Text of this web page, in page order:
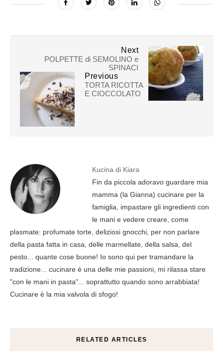
Next
POLPETTE di SEMOLINO e
SPINACI
Previous
TORTA RICOTTA
E CIOCCOLATO
Kucina di Kiara
Fin da piccola adoravo guardare mia
mamma (la Gianna) cucinare per la
famiglia, impastare gli ingredienti con
le mani e vedere creare, come
plasmate: profumate torte, deliziosi gnocchi, per non parlare
della pasta fatta in casa, delle marmellate, della salsa, del
pesto... quante cose buone! Io sono qui per tramandare la
tradizione... cucinare è una delle mie passioni, mi rilassa stare
"con le mani in pasta"... soprattutto quando sono arrabbiata!
Cucinare è la mia valvola di sfogo!
RELATED ARTICLES